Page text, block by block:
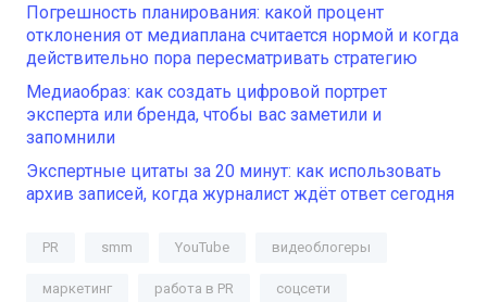
Погрешность планирования: какой процент
отклонения от медиаплана считается нормой и когда
действительно пора пересматривать стратегию
Медиаобраз: как создать цифровой портрет
эксперта или бренда, чтобы вас заметили и
запомнили
Экспертные цитаты за 20 минут: как использовать
архив записей, когда журналист ждёт ответ сегодня
PR smm YouTube видеоблогеры
маркетинг работа в PR соцсети